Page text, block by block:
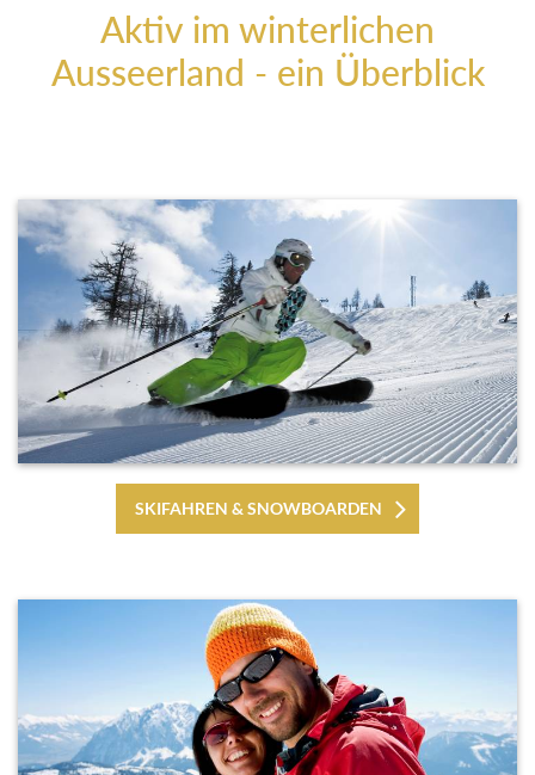
Aktiv im winterlichen
Ausseerland - ein Überblick
SKIFAHREN & SNOWBOARDEN